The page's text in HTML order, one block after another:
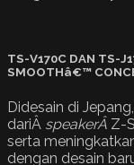
TS-V170C DAN TS-
SMOOTHâ€™
Didesain di
dariÂ speakerÂ Z-
serta
dengan desain